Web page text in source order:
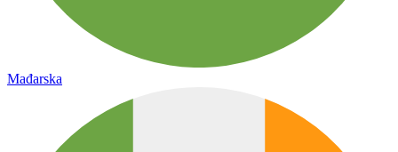
Mađarska